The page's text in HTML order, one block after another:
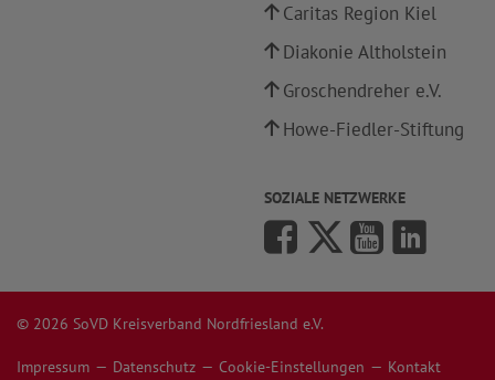
Caritas Region Kiel
Diakonie Altholstein
Groschendreher e.V.
Howe-Fiedler-Stiftung
SOZIALE NETZWERKE
© 2026 SoVD Kreisverband Nordfriesland e.V.
Impressum Datenschutz Cookie-Einstellungen Kontakt